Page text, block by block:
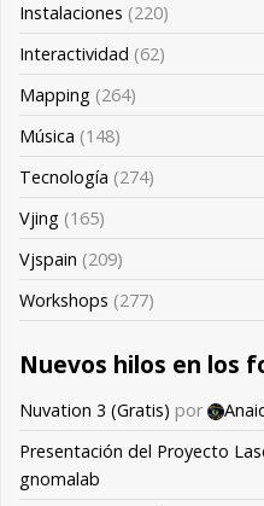
Instalaciones (220)
Interactividad (62)
Mapping (264)
Música (148)
Tecnología (274)
Vjing (165)
Vjspain (209)
Workshops (277)
Nuevos hilos en los
Nuvation 3 (Gratis) por
Presentación del Proyecto
gnomalab